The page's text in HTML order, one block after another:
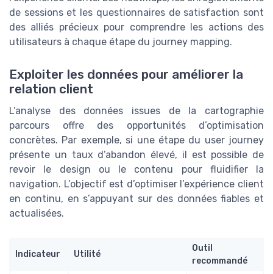
de sessions et les questionnaires de satisfaction sont
des alliés précieux pour comprendre les actions des
utilisateurs à chaque étape du journey mapping.
Exploiter les données pour améliorer la
relation client
L’analyse des données issues de la cartographie
parcours offre des opportunités d’optimisation
concrètes. Par exemple, si une étape du user journey
présente un taux d’abandon élevé, il est possible de
revoir le design ou le contenu pour fluidifier la
navigation. L’objectif est d’optimiser l’expérience client
en continu, en s’appuyant sur des données fiables et
actualisées.
Indicateur Utilité
Outil
recommandé